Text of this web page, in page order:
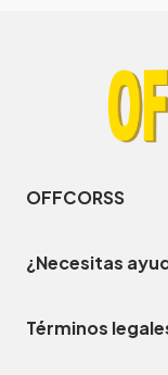
OFFCORSS
¿Necesitas
Términos